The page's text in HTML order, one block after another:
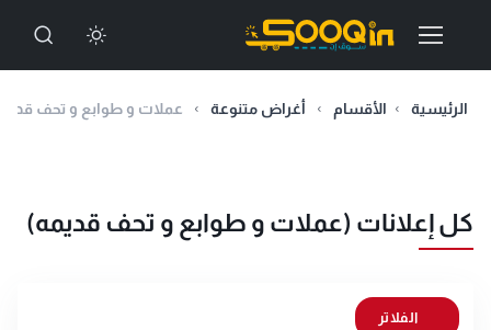
الرئيسية الأقسام أغراض متنوعة عملات و طوابع و تحف
كل إعلانات (عملات و طوابع و تحف قديمه)
الفلاتر